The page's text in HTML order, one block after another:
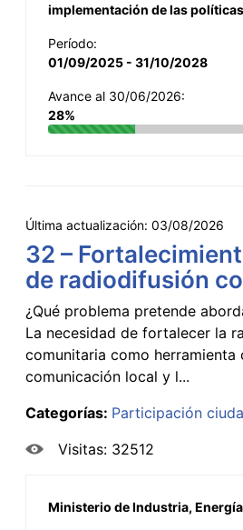
implementación de las
Período:
01/09/2025 - 31/10/2028
Avance al 30/06/2026:
28%
Última actualización: 03/08/2026
32 –
de radiodifusión
¿Qué problema pretende
La necesidad de fortalecer la
comunitaria como herramienta
comunicación local y l...
Categorías: Participación
Visitas: 32512
Ministerio de Industria,